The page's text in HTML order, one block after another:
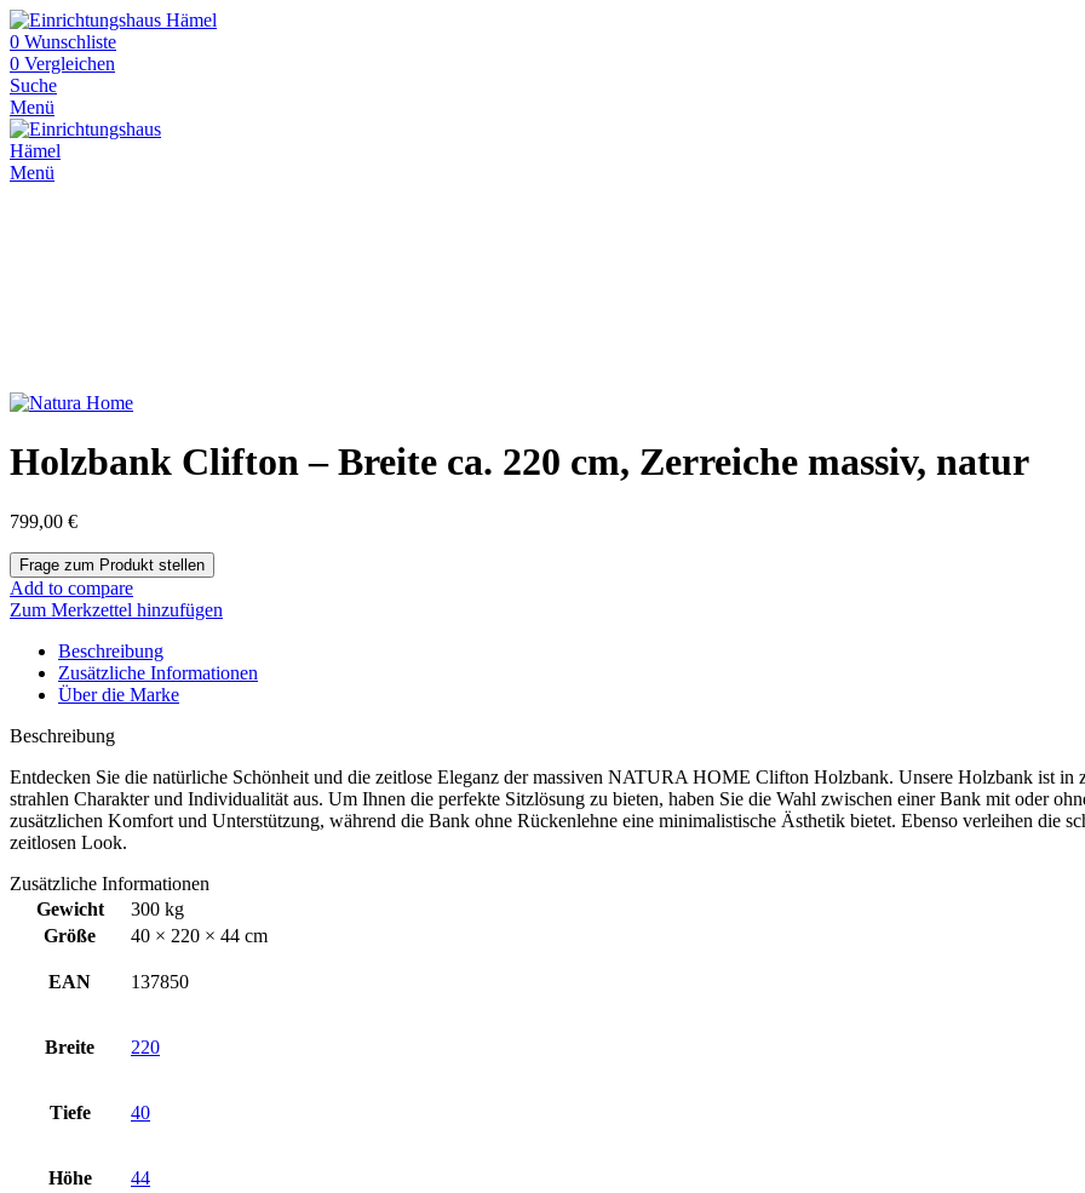
0 Wunschliste
0 Vergleichen
Suche
Menü
Menü
Holzbank Clifton – Breite ca. 220 cm, Zerreiche massiv, natur
799,00 €
Add to compare
Zum Merkzettel hinzufügen
Beschreibung
Zusätzliche Informationen
Über die Marke
Beschreibung
Entdecken Sie die natürliche Schönheit und die zeitlose Eleganz der massiven NATURA HOME Clifton Holzbank. Unsere Holzbank ist
strahlen Charakter und Individualität aus. Um Ihnen die perfekte Sitzlösung zu bieten, haben Sie die Wahl zwischen einer Bank mit oder
zusätzlichen Komfort und Unterstützung, während die Bank ohne Rückenlehne eine minimalistische Ästhetik bietet. Ebenso verleihen die
zeitlosen Look.
Zusätzliche Informationen
Gewicht
300 kg
Größe
40 × 220 × 44 cm
EAN 137850
Breite 220
Tiefe 40
Höhe 44